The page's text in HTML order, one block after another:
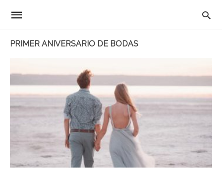
PRIMER ANIVERSARIO DE BODAS